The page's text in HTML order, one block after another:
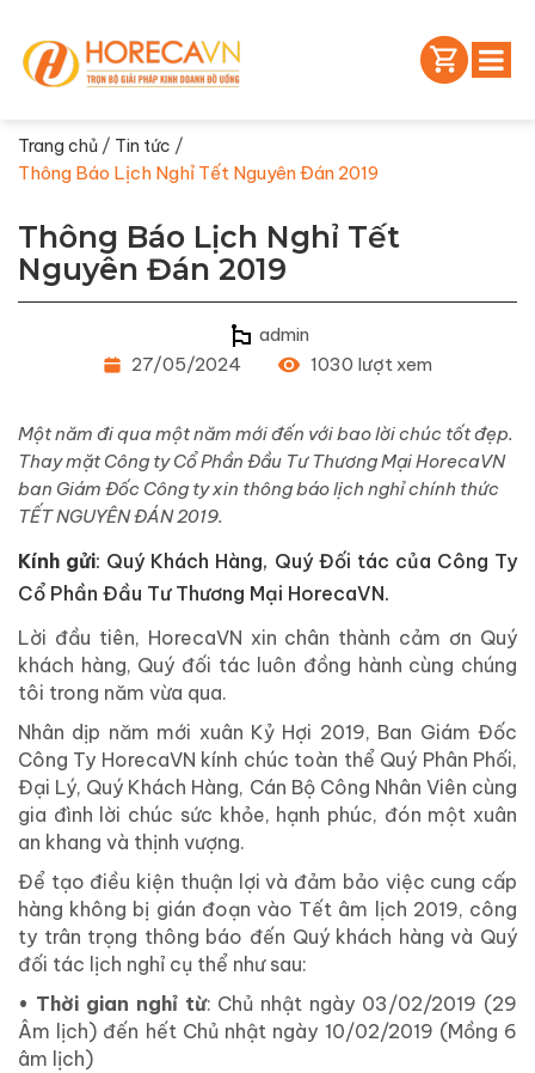
Trang chủ / Tin tức /
Thông Báo Lịch Nghỉ Tết Nguyên Đán 2019
Thông Báo Lịch Nghỉ Tết
Nguyên Đán 2019
admin
27/05/2024
1030 lượt xem
Một năm đi qua một năm mới đến với bao lời chúc tốt đẹp.
Thay mặt Công ty Cổ Phần Đầu Tư Thương Mại HorecaVN
ban Giám Đốc Công ty xin thông báo lịch nghỉ chính thức
TẾT NGUYÊN ĐÁN 2019.
Kính gửi: Quý Khách Hàng, Quý Đối tác của Công Ty
Cổ Phần Đầu Tư Thương Mại HorecaVN.
Lời đầu tiên, HorecaVN xin chân thành cảm ơn Quý
khách hàng, Quý đối tác luôn đồng hành cùng chúng
tôi trong năm vừa qua.
Nhân dịp năm mới xuân Kỷ Hợi 2019, Ban Giám Đốc
Công Ty HorecaVN kính chúc toàn thể Quý Phân Phối,
Đại Lý, Quý Khách Hàng, Cán Bộ Công Nhân Viên cùng
gia đình lời chúc sức khỏe, hạnh phúc, đón một xuân
an khang và thịnh vượng.
Để tạo điều kiện thuận lợi và đảm bảo việc cung cấp
hàng không bị gián đoạn vào Tết âm lịch 2019, công
ty trân trọng thông báo đến Quý khách hàng và Quý
đối tác lịch nghỉ cụ thể như sau:
• Thời gian nghỉ từ: Chủ nhật ngày 03/02/2019 (29
Âm lịch) đến hết Chủ nhật ngày 10/02/2019 (Mồng 6
âm lịch)